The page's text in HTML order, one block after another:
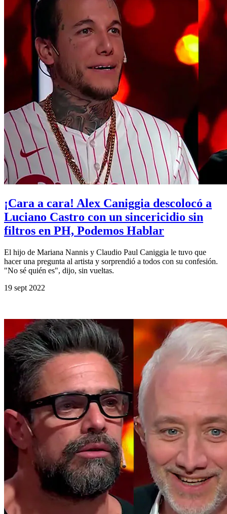
¡Cara a cara! Alex Caniggia descolocó a
Luciano Castro con un sincericidio sin
filtros en PH, Podemos Hablar
El hijo de Mariana Nannis y Claudio Paul Caniggia le tuvo que
hacer una pregunta al artista y sorprendió a todos con su confesión.
"No sé quién es", dijo, sin vueltas.
19 sept 2022